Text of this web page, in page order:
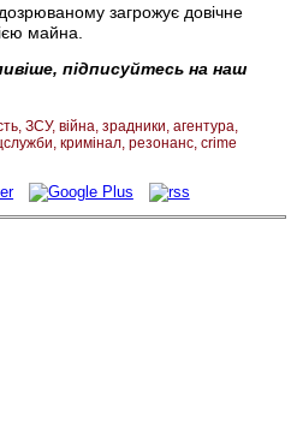
загрожує довічне
майна.
підписуйтесь на наш
ЗСУ війна зрадники агентура
кримінал резонанс crime